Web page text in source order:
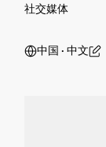
社交媒体
中国 ‧ 中文